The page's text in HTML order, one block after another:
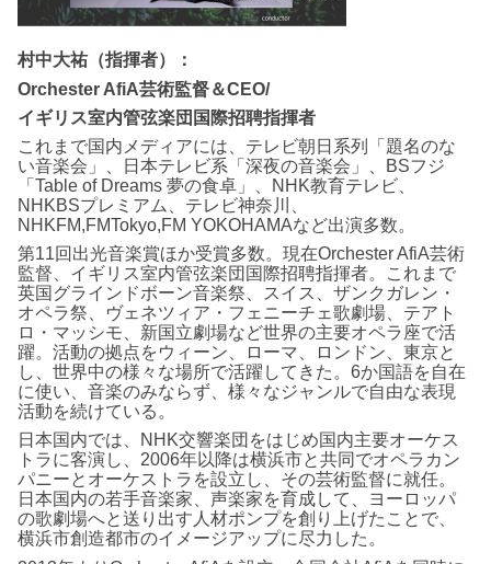
村中大祐（指揮者）：
Orchester AfiA芸術監督＆CEO/
イギリス室内管弦楽団国際招聘指揮者
これまで国内メディアには、テレビ朝日系列「題名のな
い音楽会」、日本テレビ系「深夜の音楽会」、BSフジ
「Table of Dreams 夢の食卓」、NHK教育テレビ、
NHKBSプレミアム、テレビ神奈川、
NHKFM,FMTokyo,FM YOKOHAMAなど出演多数。
第11回出光音楽賞ほか受賞多数。現在Orchester AfiA芸術
監督、イギリス室内管弦楽団国際招聘指揮者。これまで
英国グラインドボーン音楽祭、スイス、ザンクガレン・
オペラ祭、ヴェネツィア・フェニーチェ歌劇場、テアト
ロ・マッシモ、新国立劇場など世界の主要オペラ座で活
躍。活動の拠点をウィーン、ローマ、ロンドン、東京と
し、世界中の様々な場所で活躍してきた。6か国語を自在
に使い、音楽のみならず、様々なジャンルで自由な表現
活動を続けている。
日本国内では、NHK交響楽団をはじめ国内主要オーケス
トラに客演し、2006年以降は横浜市と共同でオペラカン
パニーとオーケストラを設立し、その芸術監督に就任。
日本国内の若手音楽家、声楽家を育成して、ヨーロッパ
の歌劇場へと送り出す人材ポンプを創り上げたことで、
横浜市創造都市のイメージアップに尽力した。